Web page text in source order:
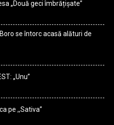
„Două geci îmbrățișate”
se întorc acasă alături de
„Unu”
pe ,,Sativa”